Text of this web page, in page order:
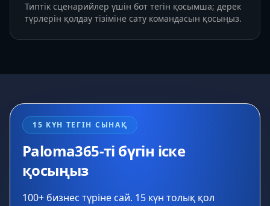
Типтік сценарийлер үшін бот тегін қосымша; дерек
түрлерін қолдау тізіміне сату командасын қосыңыз.
15 КҮН ТЕГІН СЫНАҚ
Paloma365-ті бүгін іске
қосыңыз
100+ бизнес түріне сай. 15 күн толық қол